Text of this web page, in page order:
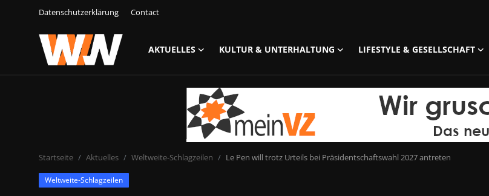
Datenschutzerklärung Contact
AKTUELLES KULTUR & UNTERHALTUNG LIFESTYLE & GESELLSCHAFT
Startseite Aktuelles Weltweite-Schlagzeilen Le Pen will trotz Urteils bei Präsidentschaftswahl 2027 antreten
Weltweite-Schlagzeilen